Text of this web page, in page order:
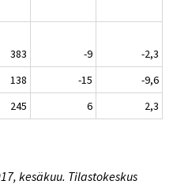
383 -9
-2,3
138 -15
-9,6
245 6 2,3
kesäkuu. Tilastokeskus